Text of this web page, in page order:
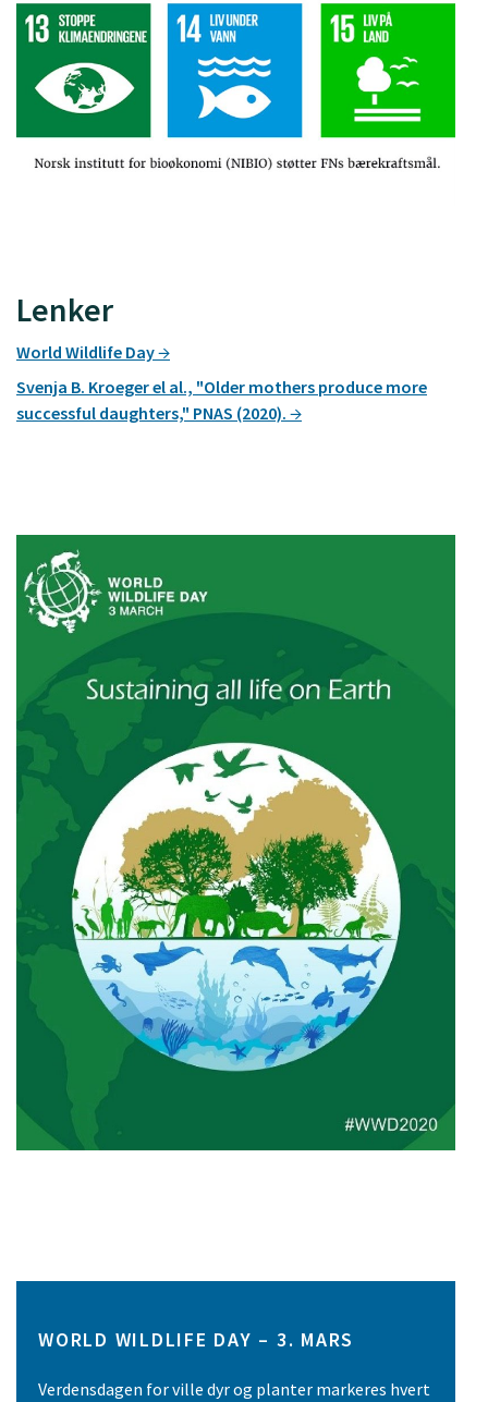
Lenker
World Wildlife Day
Svenja B. Kroeger el al., "Older mothers produce more
successful daughters," PNAS (2020).
WORLD WILDLIFE DAY – 3. MARS
Verdensdagen for ville dyr og planter markeres hvert